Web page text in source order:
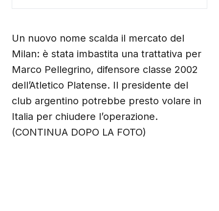
Un nuovo nome scalda il mercato del
Milan: è stata imbastita una trattativa per
Marco Pellegrino, difensore classe 2002
dell’Atletico Platense. Il presidente del
club argentino potrebbe presto volare in
Italia per chiudere l’operazione.
(CONTINUA DOPO LA FOTO)